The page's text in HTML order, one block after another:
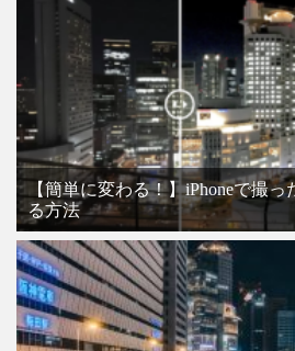
【簡単に変わる！】iPhoneで撮
る方法